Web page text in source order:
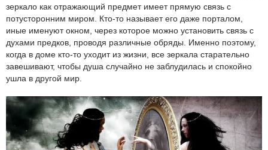
зеркало как отражающий предмет имеет прямую связь с
потусторонним миром. Кто-то называет его даже порталом,
иные именуют окном, через которое можно установить связь с
духами предков, проводя различные обряды. Именно поэтому,
когда в доме кто-то уходит из жизни, все зеркала старательно
завешивают, чтобы душа случайно не заблудилась и спокойно
ушла в другой мир.